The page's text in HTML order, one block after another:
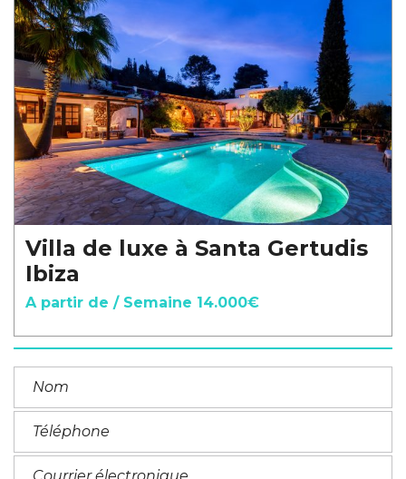
Villa de luxe à Santa Gertudis
Ibiza
A partir de / Semaine 14.000€